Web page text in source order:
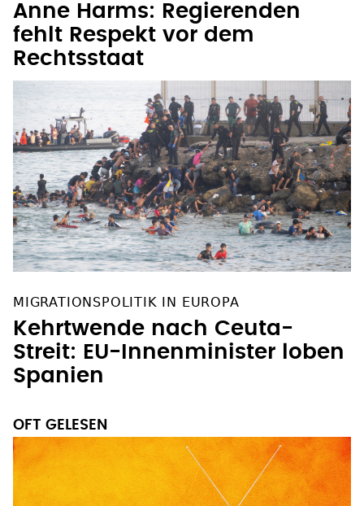
Anne Harms: Regierenden
fehlt Respekt vor dem
Rechtsstaat
MIGRATIONSPOLITIK IN EUROPA
Kehrtwende nach Ceuta-
Streit: EU-Innenminister loben
Spanien
OFT GELESEN